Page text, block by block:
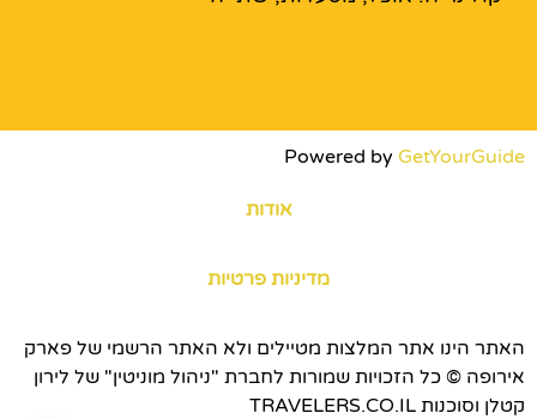
Powered by GetYourGuide
אודות
מדיניות פרטיות
האתר הינו אתר המלצות מטיילים ולא האתר הרשמי של פארק
אירופה © כל הזכויות שמורות לחברת "ניהול מוניטין" של לירון
קטלן וסוכנות TRAVELERS.CO.IL